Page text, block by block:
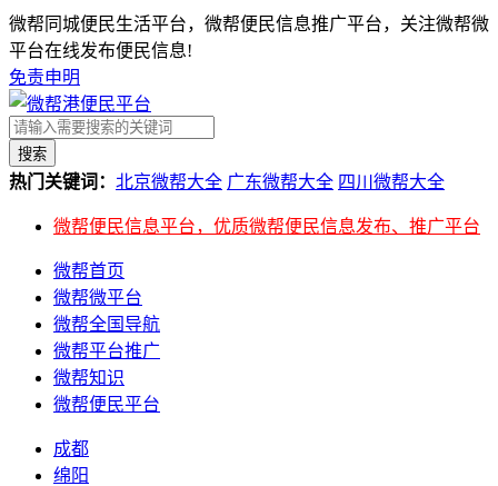
微帮同城便民生活平台，微帮便民信息推广平台，关注微帮微
平台在线发布便民信息!
免责申明
搜索
热门关键词： 北京微帮大全 广东微帮大全 四川微帮大全
微帮便民信息平台，优质微帮便民信息发布、推广平台
微帮首页
微帮微平台
微帮全国导航
微帮平台推广
微帮知识
微帮便民平台
成都
绵阳